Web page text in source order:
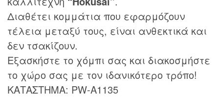
Διαθέτει κομμάτια που εφαρμόζουν
τέλεια μεταξύ τους, είναι ανθεκτικά και
δεν τσακίζουν.
Εξασκήστε το χόμπι σας και διακοσμήστε
το χώρο σας με τον ιδανικότερο τρόπο!
ΚΑΤΑΣΤΗΜΑ: PW-A1135